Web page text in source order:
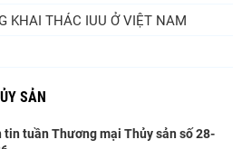
KHAI THÁC IUU Ở VIỆT NAM
SẢN
tin tuần Thương mại Thủy sản số 28-